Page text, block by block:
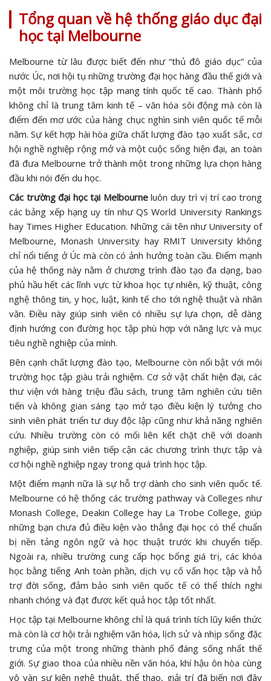
Tổng quan về hệ thống giáo dục đại
học tại Melbourne
Melbourne từ lâu được biết đến như “thủ đô giáo dục” của
nước Úc, nơi hội tụ những trường đại học hàng đầu thế giới và
một môi trường học tập mang tính quốc tế cao. Thành phố
không chỉ là trung tâm kinh tế – văn hóa sôi động mà còn là
điểm đến mơ ước của hàng chục nghìn sinh viên quốc tế mỗi
năm. Sự kết hợp hài hòa giữa chất lượng đào tạo xuất sắc, cơ
hội nghề nghiệp rộng mở và một cuộc sống hiện đại, an toàn
đã đưa Melbourne trở thành một trong những lựa chọn hàng
đầu khi nói đến du học.
Các trường đại học tại Melbourneluôn duy trì vị trí cao trong
các bảng xếp hạng uy tín như QS World University Rankings
hay Times Higher Education. Những cái tên như University of
Melbourne, Monash University hay RMIT University không
chỉ nổi tiếng ở Úc mà còn có ảnh hưởng toàn cầu. Điểm mạnh
của hệ thống này nằm ở chương trình đào tạo đa dạng, bao
phủ hầu hết các lĩnh vực từ khoa học tự nhiên, kỹ thuật, công
nghệ thông tin, y học, luật, kinh tế cho tới nghệ thuật và nhân
văn. Điều này giúp sinh viên có nhiều sự lựa chọn, dễ dàng
định hướng con đường học tập phù hợp với năng lực và mục
tiêu nghề nghiệp của mình.
Bên cạnh chất lượng đào tạo, Melbourne còn nổi bật với môi
trường học tập giàu trải nghiệm. Cơ sở vật chất hiện đại, các
thư viện với hàng triệu đầu sách, trung tâm nghiên cứu tiên
tiến và không gian sáng tạo mở tạo điều kiện lý tưởng cho
sinh viên phát triển tư duy độc lập cũng như khả năng nghiên
cứu. Nhiều trường còn có mối liên kết chặt chẽ với doanh
nghiệp, giúp sinh viên tiếp cận các chương trình thực tập và
cơ hội nghề nghiệp ngay trong quá trình học tập.
Một điểm mạnh nữa là sự hỗ trợ dành cho sinh viên quốc tế.
Melbourne có hệ thống các trường pathway và Colleges như
Monash College, Deakin College hay La Trobe College, giúp
những bạn chưa đủ điều kiện vào thẳng đại học có thể chuẩn
bị nền tảng ngôn ngữ và học thuật trước khi chuyển tiếp.
Ngoài ra, nhiều trường cung cấp học bổng giá trị, các khóa
học bằng tiếng Anh toàn phần, dịch vụ cố vấn học tập và hỗ
trợ đời sống, đảm bảo sinh viên quốc tế có thể thích nghi
nhanh chóng và đạt được kết quả học tập tốt nhất.
Học tập tại Melbourne không chỉ là quá trình tích lũy kiến thức
mà còn là cơ hội trải nghiệm văn hóa, lịch sử và nhịp sống đặc
trưng của một trong những thành phố đáng sống nhất thế
giới. Sự giao thoa của nhiều nền văn hóa, khí hậu ôn hòa cùng
vô vàn sự kiện nghệ thuật, thể thao, giải trí đã biến nơi đây